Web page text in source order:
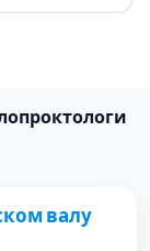
валу